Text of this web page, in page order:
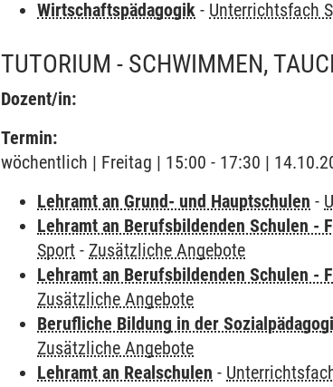
Wirtschaftspädagogik - Unterrichtsfach
TUTORIUM - SCHWIMMEN,
Dozent/in:
Termin:
wöchentlich | Freitag | 15:00 - 17:30 |
Lehramt an Grund- und Hauptschulen -
Lehramt an Berufsbildenden Schulen -
Sport - Zusätzliche Angebote
Lehramt an Berufsbildenden Schulen -
Zusätzliche Angebote
Berufliche Bildung in der
Zusätzliche Angebote
Lehramt an Realschulen -